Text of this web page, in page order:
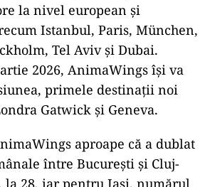
la nivel european și
Istanbul, Paris, München,
Tel Aviv și Dubai.
2026, AnimaWings își va
primele destinații noi
Gatwick și Geneva.
aproape că a dublat
între București și Cluj-
la 28, iar pentru Iași, numărul